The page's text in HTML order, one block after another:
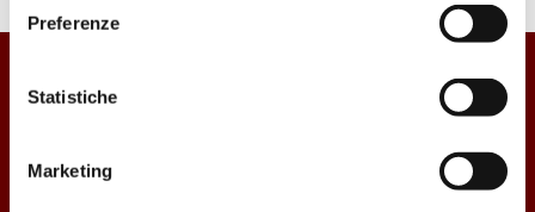
Preferenze
Statistiche
Marketing
MARTINO DOLCIARIA